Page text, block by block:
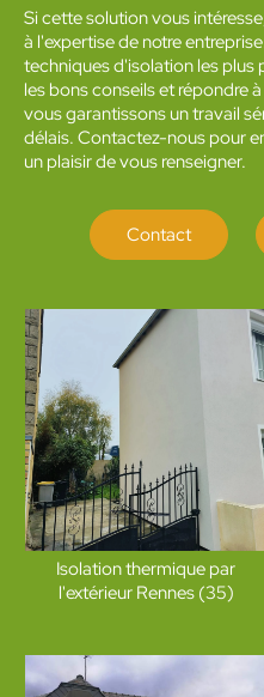
Si cette solution vous
à l'expertise de notre
techniques d'isolation les
les bons conseils et répondre
vous garantissons un travail
délais. Contactez-nous pour
un plaisir de vous renseigner.
Contact
Isolation thermique par
l'extérieur Rennes (35)